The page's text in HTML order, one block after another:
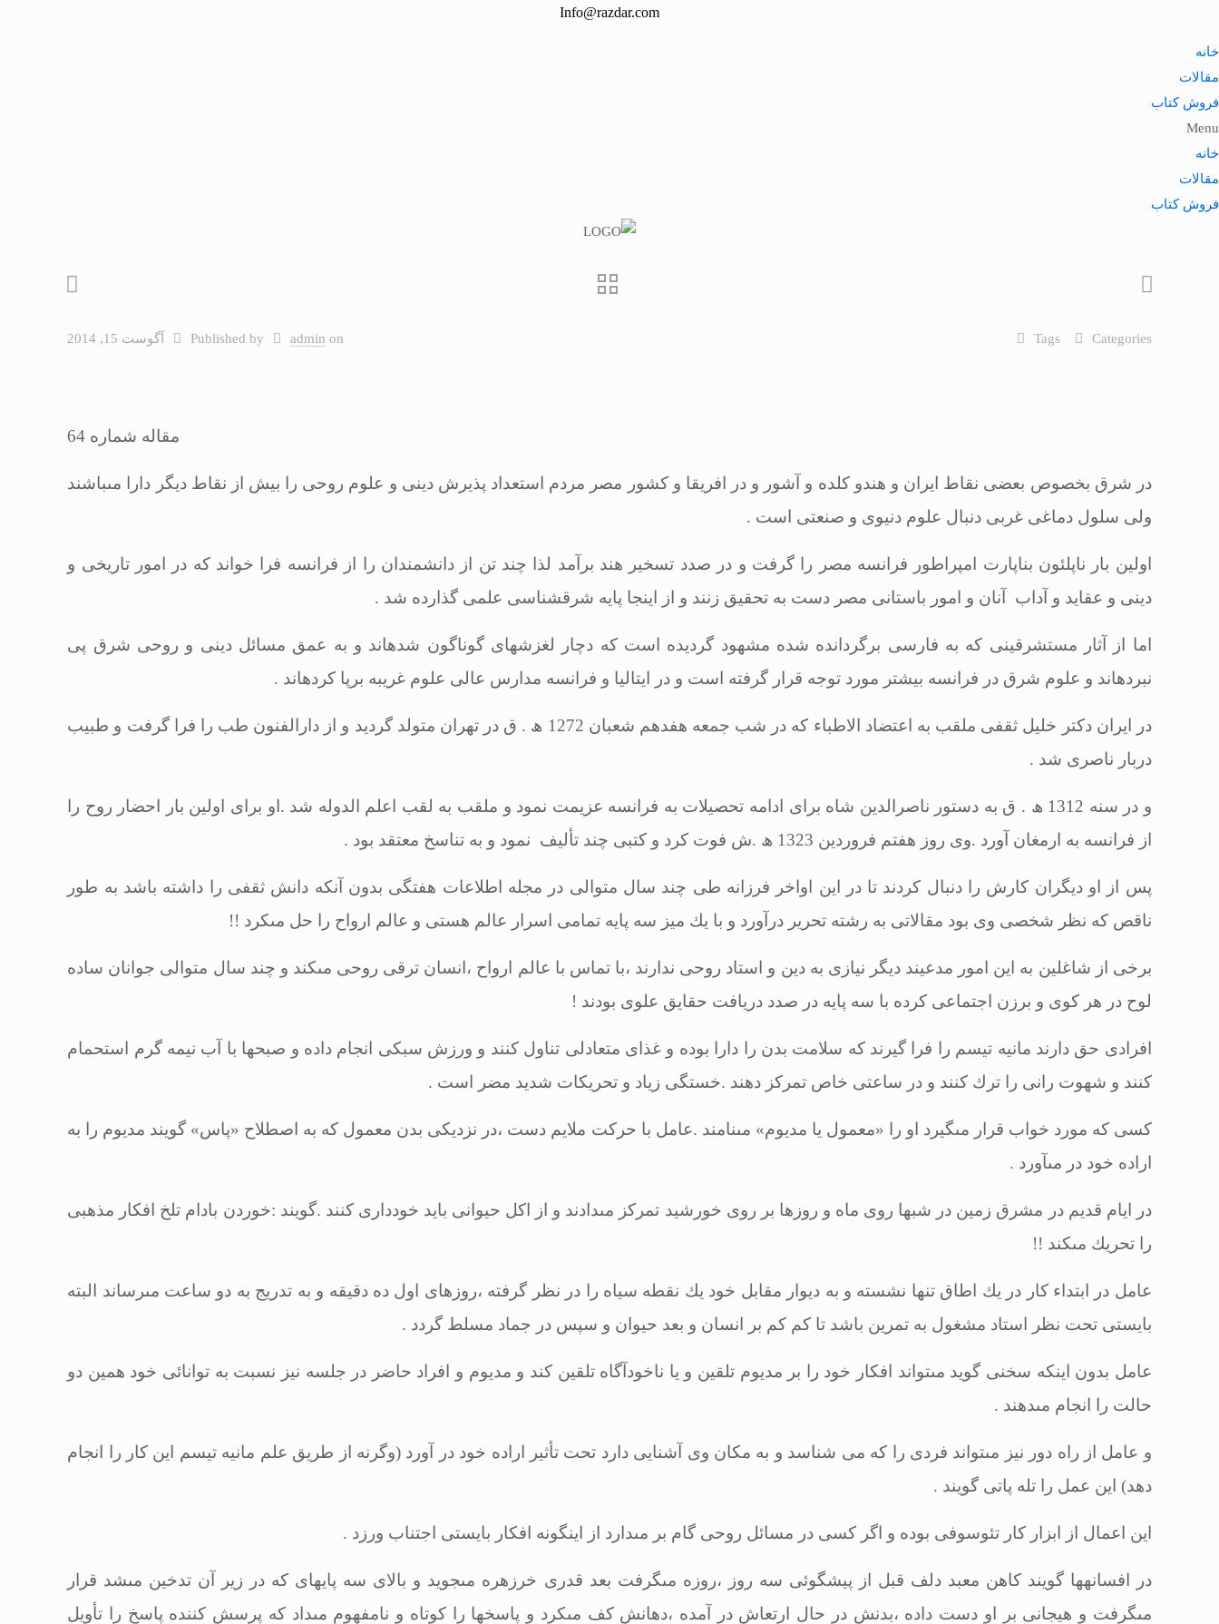
Info@razdar.com
خانه
مقالات
فروش کتاب
Menu
خانه
مقالات
فروش کتاب
Published by admin on آگوست 15, 2014 Categories
Tags
مقاله شماره 64
در شرق بخصوص بعضى نقاط ایران و هندو كلده و آشور و در افریقا و كشور مصر مردم استعداد پذیرش دینى و علوم روحى را بیش از نقاط دیگر دارا مى‏باشند
ولى سلول دماغى غربى دنبال علوم دنیوى و صنعتى است .
اولین بار ناپلئون بناپارت امپراطور فرانسه مصر را گرفت و در صدد تسخیر هند برآمد لذا چند تن از دانشمندان را از فرانسه فرا خواند كه در امور تاریخى و
دینى و عقاید و آداب آنان و امور باستانى مصر دست به تحقیق زنند و از اینجا پایه شرق‏شناسى علمى گذارده شد .
اما از آثار مستشرقینى كه به فارسى برگردانده شده مشهود گردیده است كه دچار لغزش‏هاى گوناگون شده‏اند و به عمق مسائل دینى و روحى شرق پى
نبرده‏اند و علوم شرق در فرانسه بیشتر مورد توجه قرار گرفته است و در ایتالیا و فرانسه مدارس عالى علوم غریبه برپا كرده‏اند .
در ایران دكتر خلیل ثقفى ملقب به اعتضاد الاطباء كه در شب جمعه هفدهم شعبان 1272 ھ . ق در تهران متولد گردید و از دارالفنون طب را فرا گرفت و طبیب
دربار ناصرى شد .
و در سنه 1312 ھ . ق به دستور ناصرالدین شاه براى ادامه تحصیلات به فرانسه عزیمت نمود و ملقب به لقب اعلم الدوله شد .او براى اولین بار احضار روح را
از فرانسه به ارمغان آورد .وى روز هفتم فروردین 1323 ھ .ش فوت كرد و كتبى چند تألیف نمود و به تناسخ معتقد بود
.
پس از او دیگران كارش را دنبال كردند تا در این اواخر فرزانه طى چند سال متوالى در مجله اطلاعات هفتگى بدون آنكه دانش ثقفى را داشته باشد به طور
ناقص كه نظر شخصى وى بود مقالاتى به رشته تحریر درآورد و با یك میز سه پایه تمامى اسرار عالم هستى و عالم ارواح را حل مى‏كرد !!
برخى از شاغلین به این امور مدعیند دیگر نیازى به دین و استاد روحى ندارند ،با تماس با عالم ارواح ،انسان ترقى روحى مى‏كند و چند سال متوالى جوانان ساده
لوح در هر كوى و برزن اجتماعى كرده با سه پایه در صدد دریافت حقایق علوى بودند !
افرادى حق دارند مانیه تیسم را فرا گیرند كه سلامت بدن را دارا بوده و غذاى متعادلى تناول كنند و ورزش سبكى انجام داده و صبح‏ها با آب نیمه گرم استحمام
كنند و شهوت رانى را ترك كنند و در ساعتى خاص تمركز دهند .خستگى زیاد و تحریكات شدید مضر است .
كسى كه مورد خواب قرار مى‏گیرد او را «معمول یا مدیوم» مى‏نامند .عامل با حركت ملایم دست ،در نزدیكى بدن معمول كه به اصطلاح «پاس» گویند مدیوم را به
اراده خود در مى‏آورد .
در ایام قدیم در مشرق زمین در شب‏ها روى ماه و روزها بر روى خورشید تمركز مى‏دادند و از اكل حیوانى باید خوددارى كنند .گویند :خوردن بادام تلخ افكار مذهبى
را تحریك مى‏كند !!
عامل در ابتداء كار در یك اطاق تنها نشسته و به دیوار مقابل خود یك نقطه سیاه را در نظر گرفته ،روزهاى اول ده دقیقه و به تدریج به دو ساعت مى‏رساند البته
بایستى تحت نظر استاد مشغول به تمرین باشد تا كم كم بر انسان و بعد حیوان و سپس در جماد مسلط گردد .
عامل بدون اینكه سخنى گوید مى‏تواند افكار خود را بر مدیوم تلقین و یا ناخودآگاه تلقین كند و مدیوم و افراد حاضر در جلسه نیز نسبت به توانائى خود همین دو
حالت را انجام مى‏دهند .
و عامل از راه دور نیز مى‏تواند فردى را كه مى شناسد و به مكان وى آشنایى دارد تحت تأثیر اراده خود در آورد (وگرنه از طریق علم مانیه تیسم این كار را انجام
دهد) این عمل را تله پاتى گویند .
این اعمال از ابزار كار تئوسوفى بوده و اگر كسى در مسائل روحى گام بر مى‏دارد از اینگونه افكار بایستى اجتناب ورزد .
در افسانه‏ها گویند كاهن معبد دلف قبل از پیشگوئى سه روز ،روزه مى‏گرفت بعد قدرى خرزهره مى‏جوید و بالاى سه پایه‏اى كه در زیر آن تدخین مى‏شد قرار
مى‏گرفت و هیجانى بر او دست داده ،بدنش در حال ارتعاش در آمده ،دهانش كف مى‏كرد و پاسخ‏ها را كوتاه و نامفهوم مى‏داد كه پرسش كننده پاسخ را تأویل